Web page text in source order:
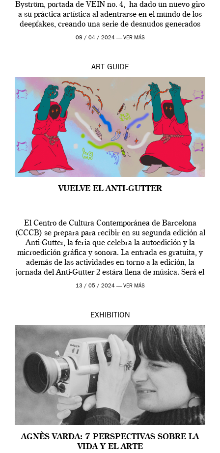
Byström, portada de VEIN no. 4, ha dado un nuevo giro
a su práctica artística al adentrarse en el mundo de los
deepfakes, creando una serie de desnudos generados
por […]
09 / 04 / 2024 — VER MÁS
ART GUIDE
VUELVE EL ANTI-GUTTER
El Centro de Cultura Contemporánea de Barcelona
(CCCB) se prepara para recibir en su segunda edición al
Anti-Gutter, la feria que celebra la autoedición y la
microedición gráfica y sonora. La entrada es gratuita, y
además de las actividades en torno a la edición, la
jornada del Anti-Gutter 2 estára llena de música. Será el
[…]
13 / 05 / 2024 — VER MÁS
EXHIBITION
AGNÈS VARDA: 7 PERSPECTIVAS SOBRE LA
VIDA Y EL ARTE